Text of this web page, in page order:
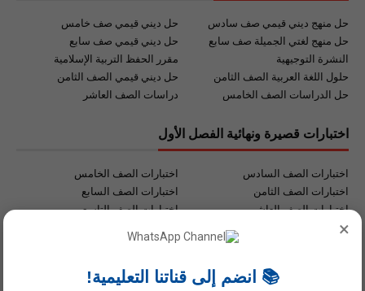
×
📚 انضم إلى قناتنا التعليمية!
حل ديني قيمي صف خامس
حل منهج ديني قيمي صف سادس
حل ديني قيمي صف سابع
حل منهج لغتي الجميلة صف سابع
مقرر الحفظ التربية الإسلامية
النشرة التوجيهية
حل ديني قيمي الصف الثامن
حلول اللغة العربية الصف الثامن
دراسات الصف العاشر
حل الدراسات الصف الخامس
اختبارات قصيرة ونهائية الفصل الأول
اختبارات الصف الخامس
اختبارات الصف السادس
اختبارات الصف السابع
اختبارات الصف الثامن
اختبارات الصف التاسع
اختبارات الصف العاشر
اختبارات الصف الثاني عشر
روابط هامة للطالب والمعلم .